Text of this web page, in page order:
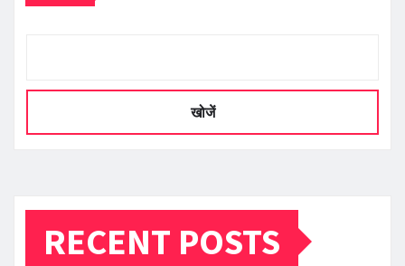
खोजें
RECENT POSTS